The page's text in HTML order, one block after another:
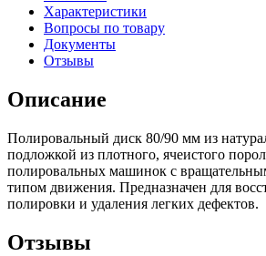
Характеристики
Вопросы по товару
Документы
Отзывы
Описание
Полировальный диск 80/90 мм из
подложкой из плотного, ячеистого
полировальных машинок с
типом движения. Предназначен для
полировки и удаления легких дефектов.
Отзывы